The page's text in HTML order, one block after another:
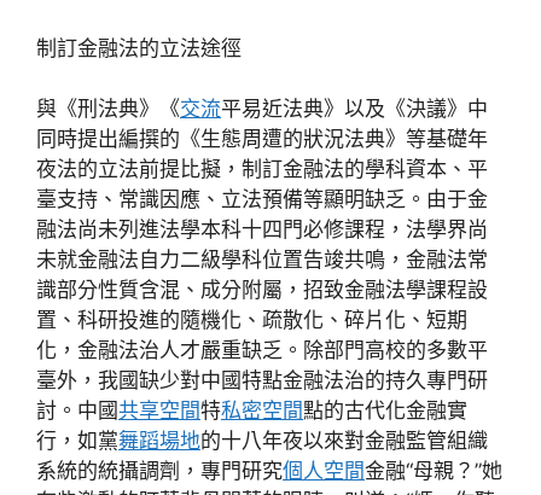
制訂金融法的立法途徑
與《刑法典》《交流平易近法典》以及《決議》中
同時提出編撰的《生態周遭的狀況法典》等基礎年
夜法的立法前提比擬，制訂金融法的學科資本、平
臺支持、常識因應、立法預備等顯明缺乏。由于金
融法尚未列進法學本科十四門必修課程，法學界尚
未就金融法自力二級學科位置告竣共鳴，金融法常
識部分性質含混、成分附屬，招致金融法學課程設
置、科研投進的隨機化、疏散化、碎片化、短期
化，金融法治人才嚴重缺乏。除部門高校的多數平
臺外，我國缺少對中國特點金融法治的持久專門研
討。中國共享空間特私密空間點的古代化金融實
行，如黨舞蹈場地的十八年夜以來對金融監管組織
系統的統攝調劑，專門研究個人空間金融“母親？”她